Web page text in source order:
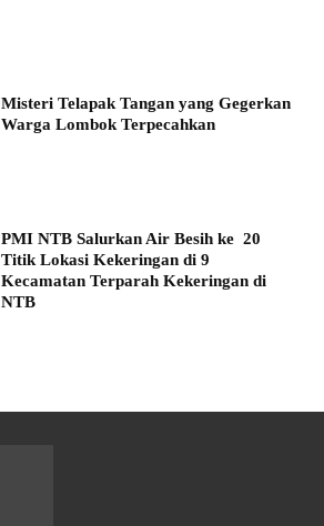
Misteri Telapak Tangan yang Gegerkan
Warga Lombok Terpecahkan
PMI NTB Salurkan Air Besih ke 20
Titik Lokasi Kekeringan di 9
Kecamatan Terparah Kekeringan di
NTB